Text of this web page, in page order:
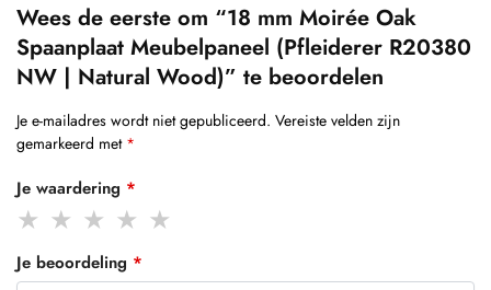
Wees de eerste om “18 mm Moirée Oak
Spaanplaat Meubelpaneel (Pfleiderer R20380
NW | Natural Wood)” te beoordelen
Je e-mailadres wordt niet gepubliceerd. Vereiste velden zijn
gemarkeerd met *
Je waardering *
Je beoordeling *